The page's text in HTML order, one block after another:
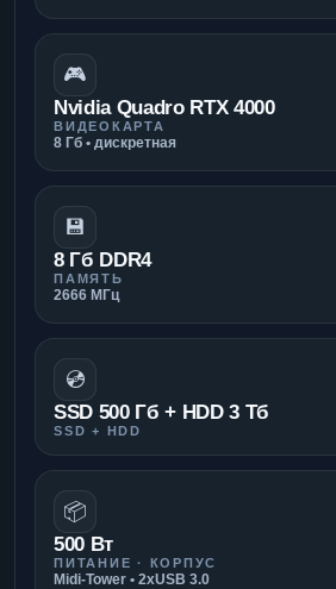
🎮
Nvidia Quadro RTX 4000
ВИДЕОКАРТА
8 Гб • дискретная
💾
8 Гб DDR4
ПАМЯТЬ
2666 МГц
💿
SSD 500 Гб + HDD 3 Тб
SSD + HDD
📦
500 Вт
ПИТАНИЕ · КОРПУС
Midi-Tower • 2xUSB 3.0